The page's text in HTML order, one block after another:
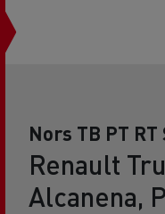
Nors TB PT
Renault
Alcanena,